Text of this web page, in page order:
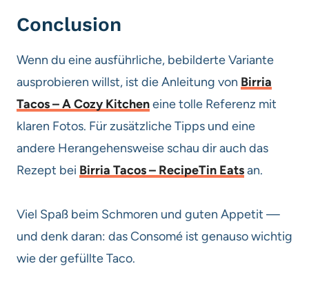
Conclusion
Wenn du eine ausführliche, bebilderte Variante
ausprobieren willst, ist die Anleitung von Birria
Tacos – A Cozy Kitcheneine tolle Referenz mit
klaren Fotos. Für zusätzliche Tipps und eine
andere Herangehensweise schau dir auch das
Rezept bei Birria Tacos – RecipeTin Eatsan.
Viel Spaß beim Schmoren und guten Appetit —
und denk daran: das Consomé ist genauso wichtig
wie der gefüllte Taco.